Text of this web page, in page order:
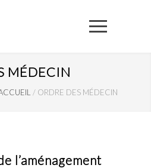
MÉDECIN
/ ORDRE DES MÉDECIN
l’aménagement